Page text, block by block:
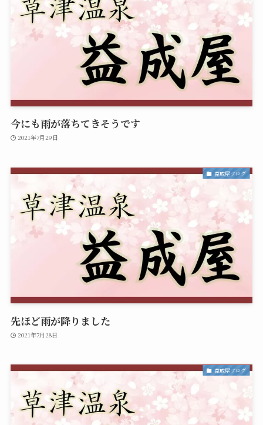
今にも雨が落ちてきそうです
2021年7月29日
益成屋ブログ
先ほど雨が降りました
2021年7月28日
益成屋ブログ